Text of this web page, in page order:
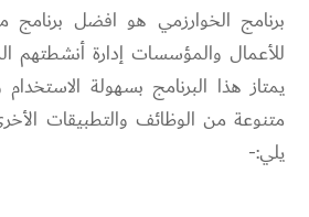
برنامج الخوارزمي هو افضل
للأعمال والمؤسسات إدارة أنشطتهم
يمتاز هذا البرنامج بسهولة
متنوعة من الوظائف والتطبيقات
يلي:-